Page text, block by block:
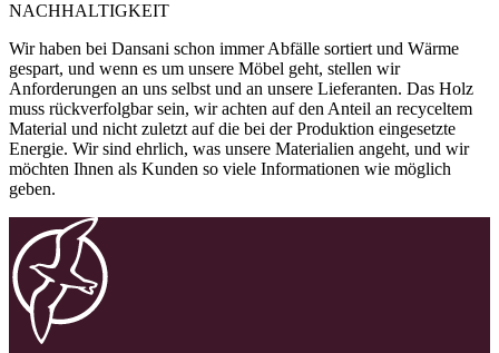
NACHHALTIGKEIT
Wir haben bei Dansani schon immer Abfälle sortiert und Wärme
gespart, und wenn es um unsere Möbel geht, stellen wir
Anforderungen an uns selbst und an unsere Lieferanten. Das Holz
muss rückverfolgbar sein, wir achten auf den Anteil an recyceltem
Material und nicht zuletzt auf die bei der Produktion eingesetzte
Energie. Wir sind ehrlich, was unsere Materialien angeht, und wir
möchten Ihnen als Kunden so viele Informationen wie möglich
geben.